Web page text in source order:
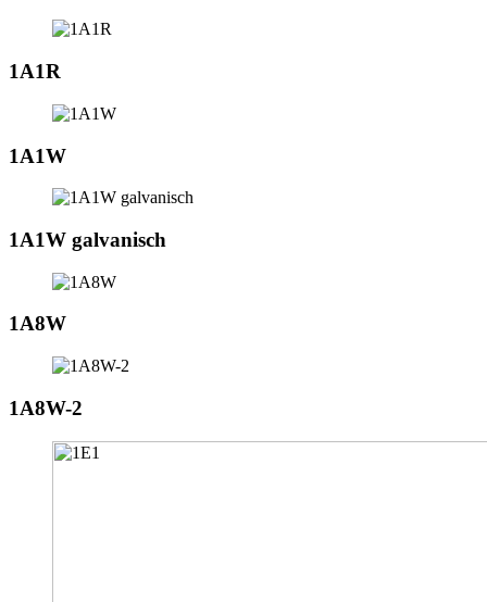
1A1R
1A1W
1A1W galvanisch
1A8W
1A8W-2